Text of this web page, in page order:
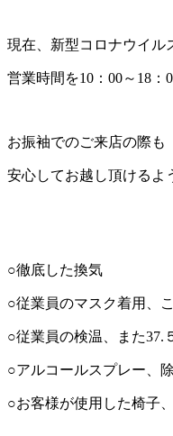
現在、新型コロナウイル
営業時間を10：00～18：
お振袖でのご来店の際も
安心してお越し頂けるよ
○徹底した換気
○従業員のマスク着用、
○従業員の検温、また37.
○アルコールスプレー、
○お客様が使用した椅子